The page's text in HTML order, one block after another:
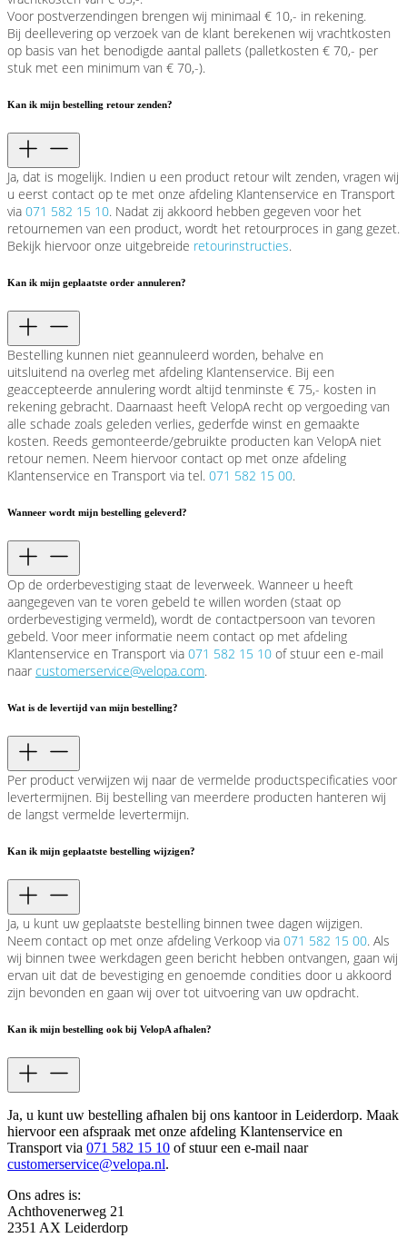
Voor postverzendingen brengen wij minimaal € 10,- in rekening.
Bij deellevering op verzoek van de klant berekenen wij vrachtkosten
op basis van het benodigde aantal pallets (palletkosten € 70,- per
stuk met een minimum van € 70,-).
Kan ik mijn bestelling retour zenden?
Ja, dat is mogelijk. Indien u een product retour wilt zenden, vragen wij
u eerst contact op te met onze afdeling Klantenservice en Transport
via 071 582 15 10. Nadat zij akkoord hebben gegeven voor het
retournemen van een product, wordt het retourproces in gang gezet.
Bekijk hiervoor onze uitgebreide retourinstructies.
Kan ik mijn geplaatste order annuleren?
Bestelling kunnen niet geannuleerd worden, behalve en
uitsluitend na overleg met afdeling Klantenservice. Bij een
geaccepteerde annulering wordt altijd tenminste € 75,- kosten in
rekening gebracht. Daarnaast heeft VelopA recht op vergoeding van
alle schade zoals geleden verlies, gederfde winst en gemaakte
kosten. Reeds gemonteerde/gebruikte producten kan VelopA niet
retour nemen. Neem hiervoor contact op met onze afdeling
Klantenservice en Transport via tel. 071 582 15 00.
Wanneer wordt mijn bestelling geleverd?
Op de orderbevestiging staat de leverweek. Wanneer u heeft
aangegeven van te voren gebeld te willen worden (staat op
orderbevestiging vermeld), wordt de contactpersoon van tevoren
gebeld. Voor meer informatie neem contact op met afdeling
Klantenservice en Transport via 071 582 15 10 of stuur een e-mail
naar customerservice@velopa.com.
Wat is de levertijd van mijn bestelling?
Per product verwijzen wij naar de vermelde productspecificaties voor
levertermijnen. Bij bestelling van meerdere producten hanteren wij
de langst vermelde levertermijn.
Kan ik mijn geplaatste bestelling wijzigen?
Ja, u kunt uw geplaatste bestelling binnen twee dagen wijzigen.
Neem contact op met onze afdeling Verkoop via 071 582 15 00. Als
wij binnen twee werkdagen geen bericht hebben ontvangen, gaan wij
ervan uit dat de bevestiging en genoemde condities door u akkoord
zijn bevonden en gaan wij over tot uitvoering van uw opdracht.
Kan ik mijn bestelling ook bij VelopA afhalen?
Ja, u kunt uw bestelling afhalen bij ons kantoor in Leiderdorp. Maak
hiervoor een afspraak met onze afdeling Klantenservice en
Transport via 071 582 15 10 of stuur een e-mail naar
customerservice@velopa.nl.
Ons adres is:
Achthovenerweg 21
2351 AX Leiderdorp